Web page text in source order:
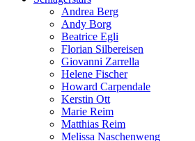
Andrea Berg
Andy Borg
Beatrice Egli
Florian Silbereisen
Giovanni Zarrella
Helene Fischer
Howard Carpendale
Kerstin Ott
Marie Reim
Matthias Reim
Melissa Naschenweng